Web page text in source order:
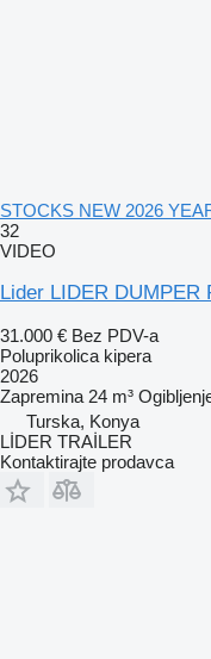
STOCKS NEW 2026
32
VIDEO
Lider LIDER DUMPER
31.000 € Bez PDV-a
Poluprikolica kipera
2026
Zapremina 24 m³
Turska, Konya
LİDER TRAİLER
Kontaktirajte prodavca